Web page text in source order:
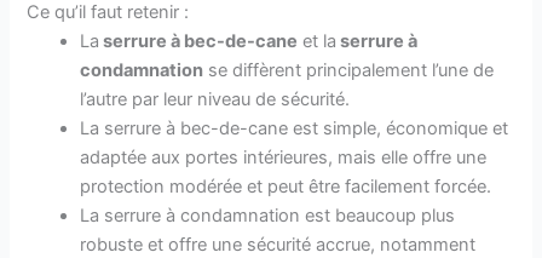
Ce qu’il faut retenir :
La serrure à bec-de-cane et la serrure à
condamnation se diffèrent principalement l’une de
l’autre par leur niveau de sécurité.
La serrure à bec-de-cane est simple, économique et
adaptée aux portes intérieures, mais elle offre une
protection modérée et peut être facilement forcée.
La serrure à condamnation est beaucoup plus
robuste et offre une sécurité accrue, notamment